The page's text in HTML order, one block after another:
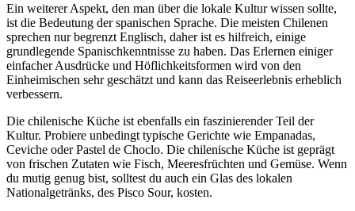
Ein weiterer Aspekt, den man über die lokale Kultur wissen sollte,
ist die Bedeutung der spanischen Sprache. Die meisten Chilenen
sprechen nur begrenzt Englisch, daher ist es hilfreich, einige
grundlegende Spanischkenntnisse zu haben. Das Erlernen einiger
einfacher Ausdrücke und Höflichkeitsformen wird von den
Einheimischen sehr geschätzt und kann das Reiseerlebnis erheblich
verbessern.
Die chilenische Küche ist ebenfalls ein faszinierender Teil der
Kultur. Probiere unbedingt typische Gerichte wie Empanadas,
Ceviche oder Pastel de Choclo. Die chilenische Küche ist geprägt
von frischen Zutaten wie Fisch, Meeresfrüchten und Gemüse. Wenn
du mutig genug bist, solltest du auch ein Glas des lokalen
Nationalgetränks, des Pisco Sour, kosten.